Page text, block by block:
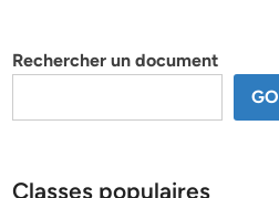
Rechercher un document
GO
Classes populaires